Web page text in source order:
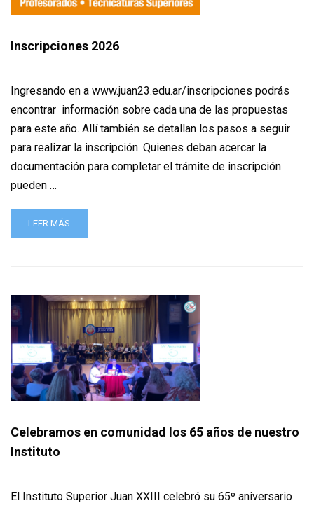
Inscripciones 2026
Ingresando en a www.juan23.edu.ar/inscripciones podrás
encontrar información sobre cada una de las propuestas
para este año. Allí también se detallan los pasos a seguir
para realizar la inscripción. Quienes deban acercar la
documentación para completar el trámite de inscripción
pueden …
LEER MÁS
Celebramos en comunidad los 65 años de nuestro
Instituto
El Instituto Superior Juan XXIII celebró su 65º aniversario